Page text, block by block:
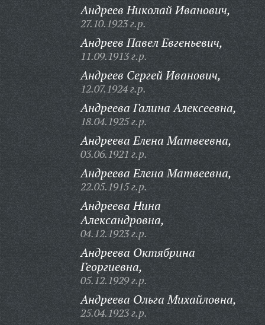
Андреев Николай Иванович,
27.10.1923 г.р.
Андреев Павел Евгеньевич,
11.09.1913 г.р.
Андреев Сергей Иванович,
12.07.1924 г.р.
Андреева Галина Алексеевна,
18.04.1925 г.р.
Андреева Елена Матвеевна,
03.06.1921 г.р.
Андреева Елена Матвеевна,
22.05.1915 г.р.
Андреева Нина
Александровна,
04.12.1923 г.р.
Андреева Октябрина
Георгиевна,
05.12.1929 г.р.
Андреева Ольга Михайловна,
25.04.1923 г.р.